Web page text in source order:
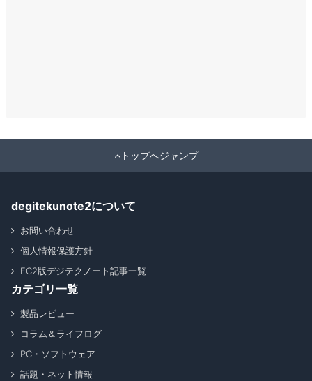
トップへジャンプ
degitekunote2について
お問い合わせ
個人情報保護方針
FC2版デジテクノート記事一覧
カテゴリ一覧
製品レビュー
コラム＆ライフログ
PC・ソフトウェア
話題・ネット情報